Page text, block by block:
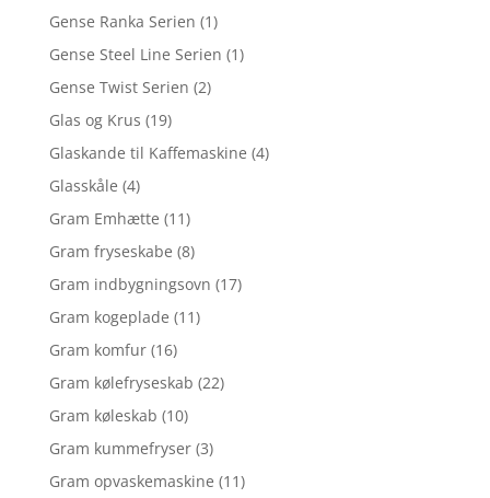
Gense Ranka Serien (1)
Gense Steel Line Serien (1)
Gense Twist Serien (2)
Glas og Krus (19)
Glaskande til Kaffemaskine (4)
Glasskåle (4)
Gram Emhætte (11)
Gram fryseskabe (8)
Gram indbygningsovn (17)
Gram kogeplade (11)
Gram komfur (16)
Gram kølefryseskab (22)
Gram køleskab (10)
Gram kummefryser (3)
Gram opvaskemaskine (11)